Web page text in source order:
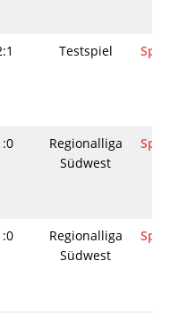
Testspiel
Regionalliga
Südwest
Regionalliga
Südwest